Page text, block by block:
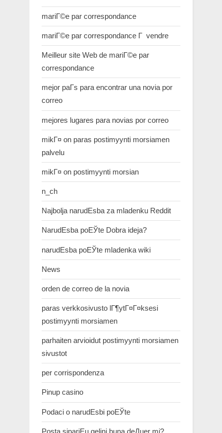
mariГ©e par correspondance
mariГ©e par correspondance Г vendre
Meilleur site Web de mariГ©e par
correspondance
mejor paГ­s para encontrar una novia por
correo
mejores lugares para novias por correo
mikГ¤ on paras postimyynti morsiamen
palvelu
mikГ¤ on postimyynti morsian
n_ch
Najbolja narudЕѕba za mladenku Reddit
NarudЕѕba poЕЎte Dobra ideja?
narudЕѕba poЕЎte mladenka wiki
News
orden de correo de la novia
paras verkkosivusto lГ¶ytГ¤Г¤ksesi
postimyynti morsiamen
parhaiten arvioidut postimyynti morsiamen
sivustot
per corrispondenza
Pinup casino
Podaci o narudЕѕbi poЕЎte
Posta sipariЕџ gelini buna deДџer mi?